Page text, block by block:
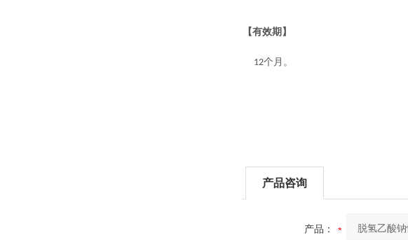
【有效期】
12个月 。
产品咨询
产品：